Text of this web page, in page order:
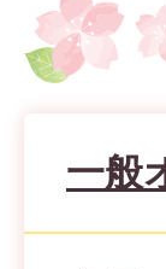
一般